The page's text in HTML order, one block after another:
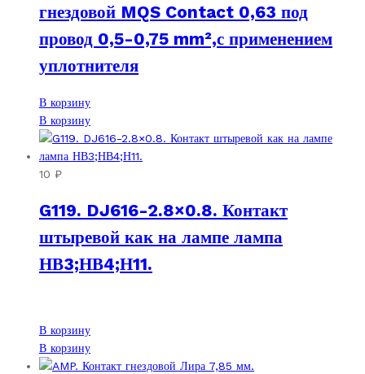
гнездовой MQS Contact 0,63 под
провод 0,5-0,75 mm²,с применением
уплотнителя
В корзину
В корзину
10 ₽
G119. DJ616-2.8×0.8. Контакт
штыревой как на лампе лампа
НВ3;НВ4;Н11.
В корзину
В корзину